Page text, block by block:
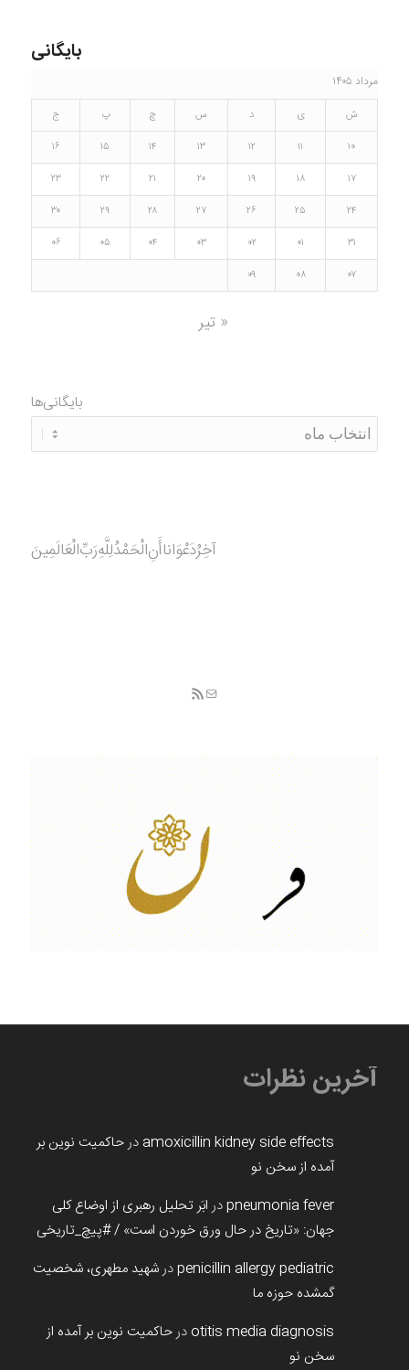
بایگانی
مرداد ۱۴۰۵
ش ی د س چ پ
ج
۱۰
۱۱ ۱۲ ۱۳ ۱۴ ۱۵
۱۶
۱۷
۱۸ ۱۹ ۲۰ ۲۱ ۲۲
۲۳
۲۴
۲۵ ۲۶ ۲۷ ۲۸ ۲۹
۳۰
۳۱
۰۱ ۰۲ ۰۳ ۰۴ ۰۵
۰۶
۰۷
۰۸ ۰۹
« تیر
بایگانی‌ها
آخِرُدَعْوَانا‌أَنِ‌الْحَمْدُ‌‌‌لِلَّهِ‌رَبِّ‌الْعَالَمِينَ
آخرین نظرات
amoxicillin kidney side effects درحاکمیت نوین بر
آمده از سخن نو
pneumonia feverدرابَر تحلیل رهبری از اوضاع کلی
جهان: «تاریخ در حال ورق خوردن است» / #پیچ_تاریخی
penicillin allergy pediatricدرشهید مطهری، شخصیت
گمشده حوزه ما
otitis media diagnosisدرحاکمیت نوین بر آمده از
سخن نو